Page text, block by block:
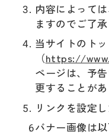
内容によって
ますのでご了承
当サイトのト
（https://
ページは、予
更することが
リンクを設定
バナー画像は